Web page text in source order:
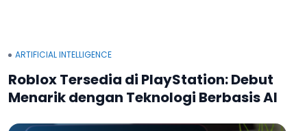
ARTIFICIAL INTELLIGENCE
Roblox Tersedia di PlayStation: Debut
Menarik dengan Teknologi Berbasis AI